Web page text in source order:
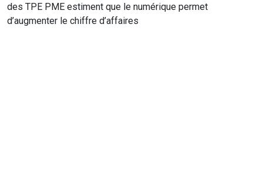
des TPE PME estiment que le numérique permet
d’augmenter le chiffre d’affaires